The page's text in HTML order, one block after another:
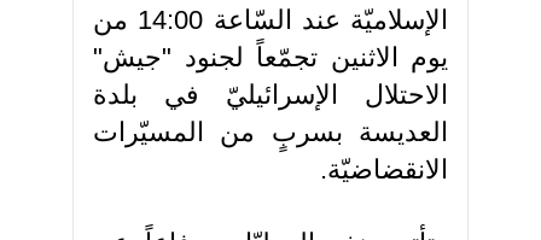
الإسلاميّة عند السّاعة 14:00 من
يوم الاثنين تجمّعاً لجنود "جيش"
الاحتلال الإسرائيليّ في بلدة
العديسة بسربٍ من المسيّرات
الانقضاضيّة.